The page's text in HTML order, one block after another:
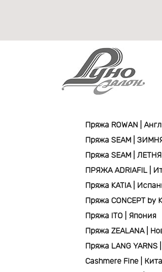
Пряжа ROWAN |
Пряжа SEAM |
Пряжа SEAM |
ПРЯЖА ADRIAFIL |
Пряжа KATIA |
Пряжа CONCEPT by
Пряжа ITO | Япония
Пряжа ZEALANA |
Пряжа LANG
Cashmere Fine |